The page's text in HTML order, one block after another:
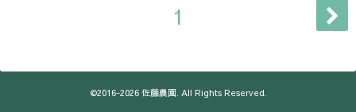
1
©2016-2026 佐藤農園 . All Rights Reserved.